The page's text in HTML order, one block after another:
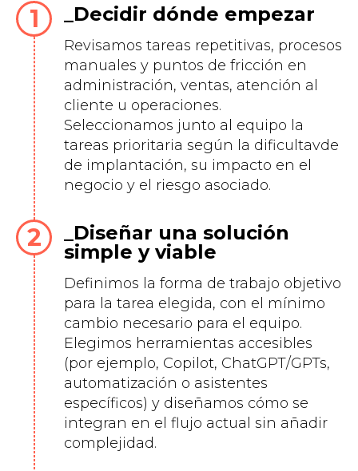
Decidir dónde empezar
Revisamos tareas repetitivas, procesos
manuales y puntos de fricción en
administración, ventas, atención al
cliente u operaciones.
Seleccionamos junto al equipo la
tareas prioritaria según la dificultavde
de implantación, su impacto en el
negocio y el riesgo asociado.
Diseñar una solución
simple y viable
Definimos la forma de trabajo objetivo
para la tarea elegida, con el mínimo
cambio necesario para el equipo.
Elegimos herramientas accesibles
(por ejemplo, Copilot, ChatGPT/GPTs,
automatización o asistentes
específicos) y diseñamos cómo se
integran en el flujo actual sin añadir
complejidad.